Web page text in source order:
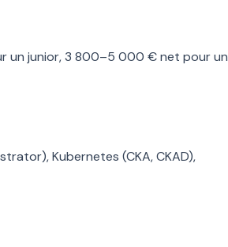
un junior, 3 800–5 000 € net pour un
Kubernetes (CKA, CKAD),